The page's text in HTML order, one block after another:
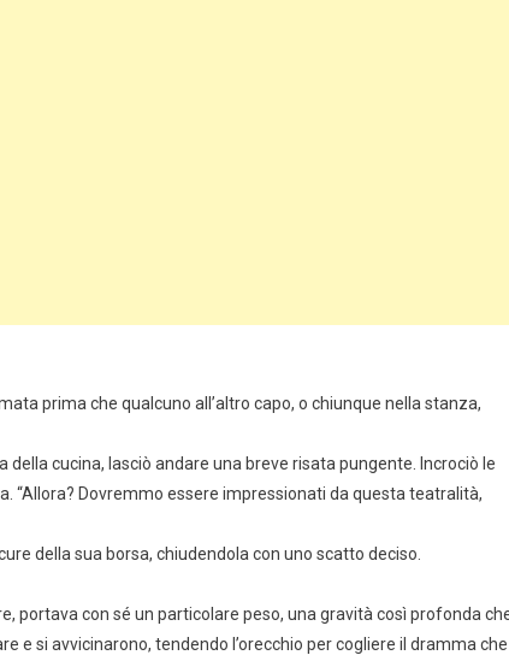
prima che qualcuno all’altro capo, o chiunque nella stanza,
cucina, lasciò andare una breve risata pungente. Incrociò le
“Allora? Dovremmo essere impressionati da questa teatralità,
della sua borsa, chiudendola con uno scatto deciso.
portava con sé un particolare peso, una gravità così profonda
e si avvicinarono, tendendo l’orecchio per cogliere il dramma che